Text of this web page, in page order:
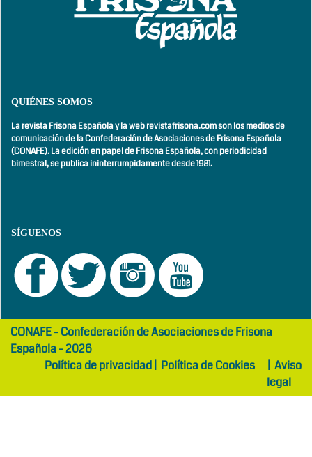
QUIÉNES SOMOS
La revista Frisona Española y la web revistafrisona.com son los medios de
comunicación de la Confederación de Asociaciones de Frisona Española
(CONAFE). La edición en papel de Frisona Española, conperiodicidad
bimestral,se publica ininterrumpidamente desde 1981.
SÍGUENOS
girls
abaya
maltepe
otelCONAFE - Confederación de Asociaciones de Frisona
Española - 2026
Política de privacidad| Política de Cookies | Aviso
legal